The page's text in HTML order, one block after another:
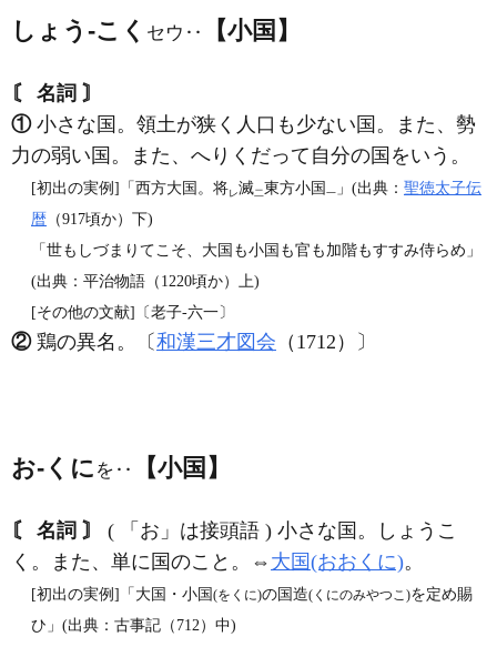
しょう‐こく セウ‥ 【小国】
〘 名詞 〙
①小さな国。領土が狭く人口も少ない国。また、勢
力の弱い国。また、へりくだって自分の国をいう。
[初出の実例]「西方大国。将レ滅二東方小国 一 」(出典： 聖徳太子伝
暦 （917頃か）下)
「世もしづまりてこそ、大国も小国も官も加階もすすみ侍らめ」
(出典：平治物語（1220頃か）上)
[その他の文献]〔老子‐六一〕
②鶏の異名。〔 和漢三才図会 （1712）〕
お‐くに を‥ 【小国】
〘 名詞 〙
( 「お」は接頭語 ) 小さな国。しょうこ
く。また、単に国のこと。⇔ 大国(おおくに)。
[初出の実例]「大国・小国(をくに)の国造(くにのみやつこ)を定め賜
ひ」(出典：古事記（712）中)